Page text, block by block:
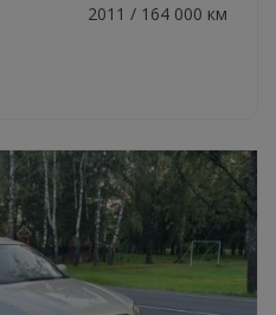
2011 / 164 000 км